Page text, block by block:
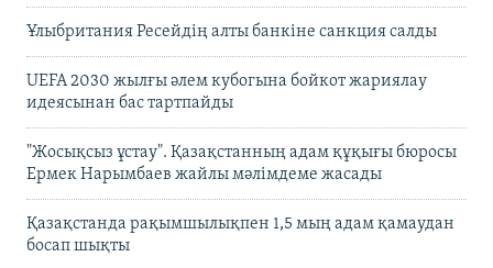
Ұлыбритания Ресейдің алты банкіне санкция салды
UEFA 2030 жылғы әлем кубогына бойкот жариялау
идеясынан бас тартпайды
"Жосықсыз ұстау". Қазақстанның адам құқығы бюросы
Ермек Нарымбаев жайлы мәлімдеме жасады
Қазақстанда рақымшылықпен 1,5 мың адам қамаудан
босап шықты